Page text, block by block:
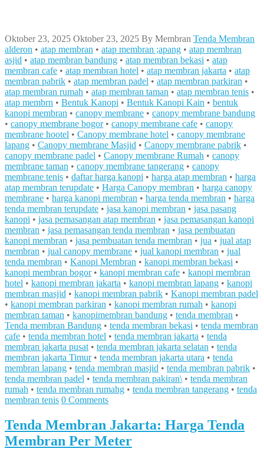
Oktober 23, 2025 Oktober 23, 2025 By Membran Tenda Membran
alderon • atap membran • atap membran ;apang • atap membran
asjid • atap membran bandung • atap membran bekasi • atap
membran cafe • atap membran hotel • atap membran jakarta • atap
membran pabrik • atap membran padel • atap membran parkiran •
atap membran rumah • atap membran taman • atap membran tenis •
atap membrn • Bentuk Kanopi • Bentuk Kanopi Kain • bentuk
kanopi membran • canopy membrane • canopy membrane bandung
• canopy membrane bogor• canopy membrane cafe • canopy
membrane hootel • Canopy membrane hotel • canopy membrane
lapang • Canopy membrane Masjid • Canopy membrane pabrik •
canopy membrane padel • Canopy membrane Rumah • canopy
membrane taman • canopy membrane tangerang • canopy
membrane tenis • daftar harga kanopi • harga atap membran • harga
atap membran terupdate • Harga Canopy membran • harga canopy
membrane • harga kanopi membran • harga tenda membran • harga
tenda membran terupdate • jasa kanopi membran • jasa pasang
kanopi • jasa pemasangan atap membran • jasa pemasangan kanopi
membran • jasa pemasangan tenda membran • jasa pembuatan
kanopi membran • jasa pembuatan tenda membran • jua • jual atap
membran • jual canopy membrane • jual kanopi membran • jual
tenda membran • Kanopi Membran • kanopi membran bekasi •
kanopi membran bogor• kanopi membran cafe • kanopi membran
hotel • kanopi membran jakarta • kanopi membran lapang • kanopi
membran masjid • kanopi membran pabrik • Kanopi membran padel
• kanopi membran parkiran • kanopi membran rumah • kanopi
membran taman • kanopimembran bandung • tenda membran •
Tenda membran Bandung • tenda membran bekasi • tenda membran
cafe • tenda membran hotel • tenda membran jakarta • tenda
membran jakarta pusat • tenda membran jakarta selatan • tenda
membran jakarta Timur• tenda membran jakarta utara • tenda
membran lapang • tenda membran masjid • tenda membran pabrik •
tenda membran padel • tenda membran pakiran\ • tenda membran
rumah • tenda membran rumahg • tenda membran tangerang • tenda
membran tenis 0 Comments
Tenda Membran Jakarta: Harga Tenda
Membran Per Meter